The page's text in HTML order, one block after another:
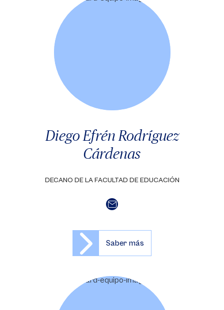
Diego Efrén Rodríguez
Cárdenas
DECANO DE LA FACULTAD DE EDUCACIÓN
Saber más